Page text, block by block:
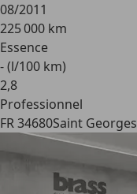
08/2011
225 000 km
Essence
- (l/100 km)
2,8
Professionnel
FR 34680Saint